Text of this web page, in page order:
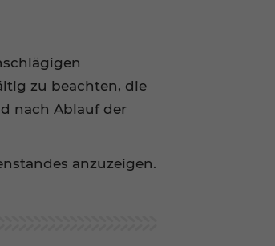
zu beachten, die
nach Ablauf der
anzuzeigen.